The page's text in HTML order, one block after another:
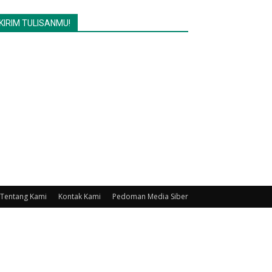
KIRIM TULISANMU!
Tentang Kami Kontak Kami Pedoman Media Siber